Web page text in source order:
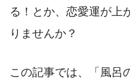
る！とか、恋愛運が上
りませんか？
この記事では、「風呂